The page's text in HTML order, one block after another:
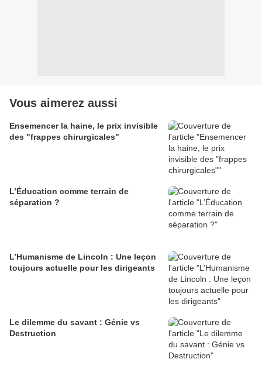
Vous aimerez aussi
Ensemencer la haine, le prix invisible
des "frappes chirurgicales"
L’Éducation comme terrain de
séparation ?
L’Humanisme de Lincoln : Une leçon
toujours actuelle pour les dirigeants
Le dilemme du savant : Génie vs
Destruction